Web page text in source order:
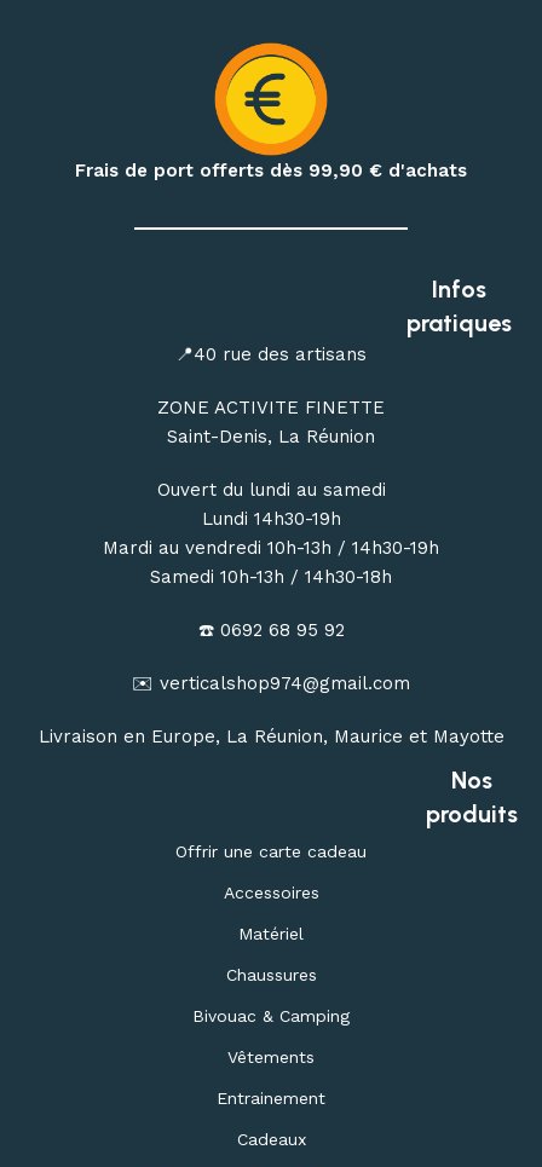
Frais de port offerts dès 99,90 € d'achats
Infos
pratiques
📍40 rue des artisans
ZONE ACTIVITE FINETTE
Saint-Denis, La Réunion
Ouvert du lundi au samedi
Lundi 14h30-19h
Mardi au vendredi 10h-13h / 14h30-19h
Samedi 10h-13h / 14h30-18h
☎️ 0692 68 95 92
✉️ verticalshop974@gmail.com
Livraison en Europe, La Réunion, Maurice et Mayotte
Nos
produits
Offrir une carte cadeau
Accessoires
Matériel
Chaussures
Bivouac & Camping
Vêtements
Entrainement
Cadeaux